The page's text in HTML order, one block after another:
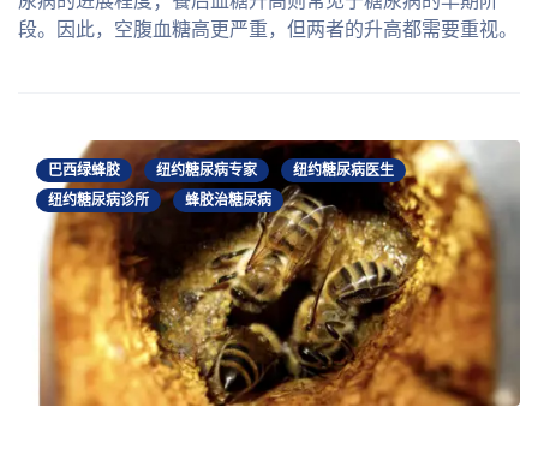
段。因此，空腹血糖高更严重，但两者的升高都需要重视。
巴西绿蜂胶 纽约糖尿病专家
纽约糖尿病医生
纽约糖尿病诊所
蜂胶治糖尿病